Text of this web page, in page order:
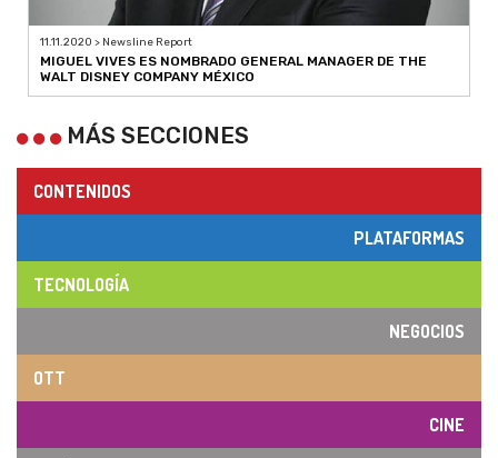
11.11.2020 > Newsline Report
MIGUEL VIVES ES NOMBRADO GENERAL MANAGER DE THE
WALT DISNEY COMPANY MÉXICO
MÁS SECCIONES
CONTENIDOS
PLATAFORMAS
TECNOLOGÍA
NEGOCIOS
OTT
CINE